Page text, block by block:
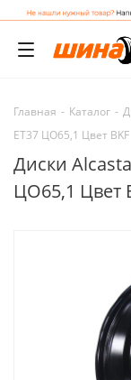
Главная - Каталог -
ET37 ЦО65,1 Цвет BKF
Диски
ЦО65,1 Цвет